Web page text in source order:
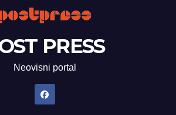
PRESS
Neovisni portal